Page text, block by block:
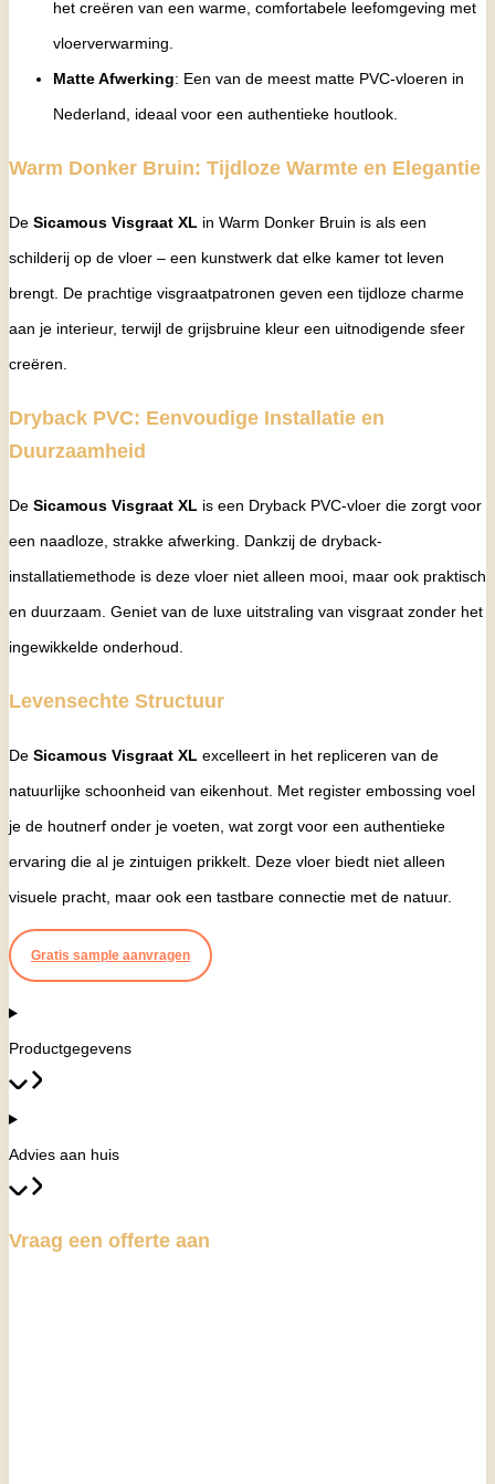
het creëren van een warme, comfortabele leefomgeving met
vloerverwarming.
Matte Afwerking: Een van de meest matte PVC-vloeren in
Nederland, ideaal voor een authentieke houtlook.
Warm Donker Bruin: Tijdloze Warmte en Elegantie
De Sicamous Visgraat XL in Warm Donker Bruin is als een
schilderij op de vloer – een kunstwerk dat elke kamer tot leven
brengt. De prachtige visgraatpatronen geven een tijdloze charme
aan je interieur, terwijl de grijsbruine kleur een uitnodigende sfeer
creëren.
Dryback PVC: Eenvoudige Installatie en
Duurzaamheid
De Sicamous Visgraat XL is een Dryback PVC-vloer die zorgt voor
een naadloze, strakke afwerking. Dankzij de dryback-
installatiemethode is deze vloer niet alleen mooi, maar ook praktisch
en duurzaam. Geniet van de luxe uitstraling van visgraat zonder het
ingewikkelde onderhoud.
Levensechte Structuur
De Sicamous Visgraat XL excelleert in het repliceren van de
natuurlijke schoonheid van eikenhout. Met register embossing voel
je de houtnerf onder je voeten, wat zorgt voor een authentieke
ervaring die al je zintuigen prikkelt. Deze vloer biedt niet alleen
visuele pracht, maar ook een tastbare connectie met de natuur.
Gratis sample aanvragen
Productgegevens
Advies aan huis
Vraag een offerte aan